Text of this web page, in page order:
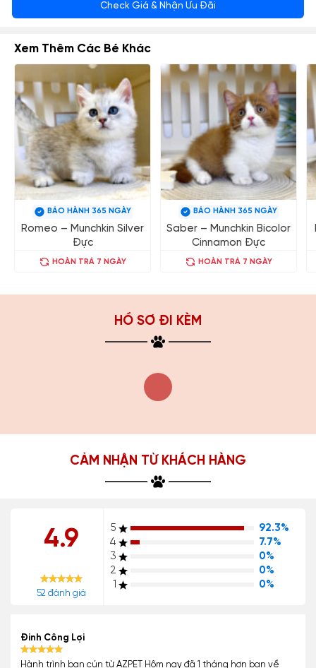
Check Giá & Nhận Ưu Đãi
Xem Thêm Các Bé Khác
BẢO HÀNH 365 NGÀY
Romeo – Munchkin Silver
Đực
HOÀN TRẢ 7 NGÀY
BẢO HÀNH 365 NGÀY
Saber – Munchkin Bicolor
Cinnamon Đực
HOÀN TRẢ 7 NGÀY
HỒ SƠ ĐI KÈM
CẢM NHẬN TỪ KHÁCH HÀNG
4.9
52 đánh giá
5
92.3%
4
7.7%
3
0%
2
0%
1
0%
Đinh Công Lợi
Hành trình bạn cún từ AZPET Hôm nay đã 1 tháng hơn bạn về